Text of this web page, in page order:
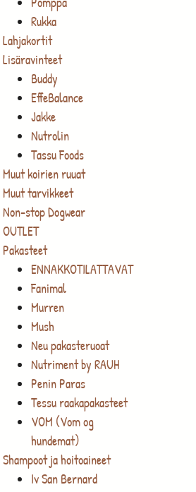
Rukka
Lahjakortit
Lisäravinteet
Buddy
EffeBalance
Jakke
Nutrolin
Tassu Foods
Muut koirien ruuat
Muut tarvikkeet
Non-stop Dogwear
OUTLET
Pakasteet
ENNAKKOTILATTAVAT
Fanimal
Murren
Mush
Neu pakasteruoat
Nutriment by RAUH
Penin Paras
Tessu raakapakasteet
VOM (Vom og
hundemat)
Shampoot ja hoitoaineet
Iv San Bernard